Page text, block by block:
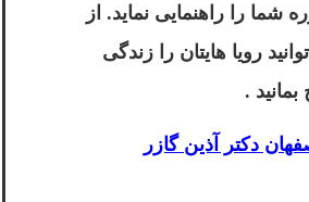
شما را راهنمایی نماید. از
رویا هایتان را زندگی
بمانید .